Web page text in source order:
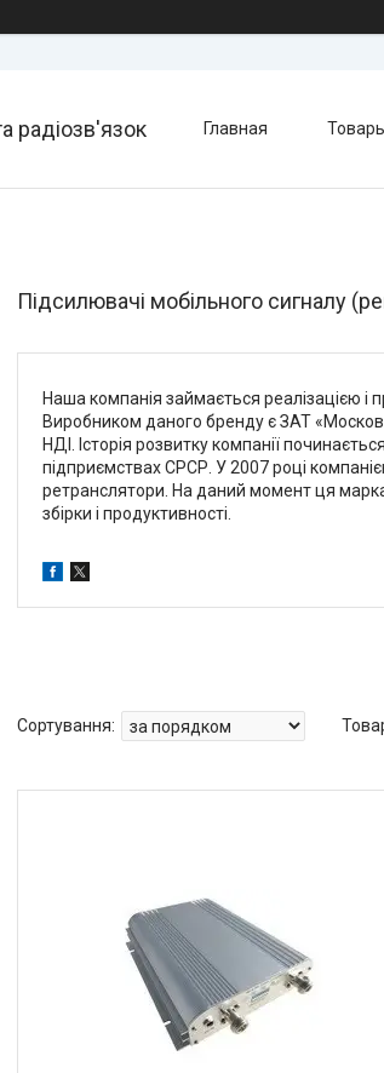
радіозв'язок Главная
Підсилювачі мобільного сигналу
Наша компанія займається реалізацією
Виробником даного бренду є ЗАТ
НДІ. Історія розвитку компанії
підприємствах СРСР. У 2007 році
ретранслятори. На даний момент ця марка
збірки і продуктивності.